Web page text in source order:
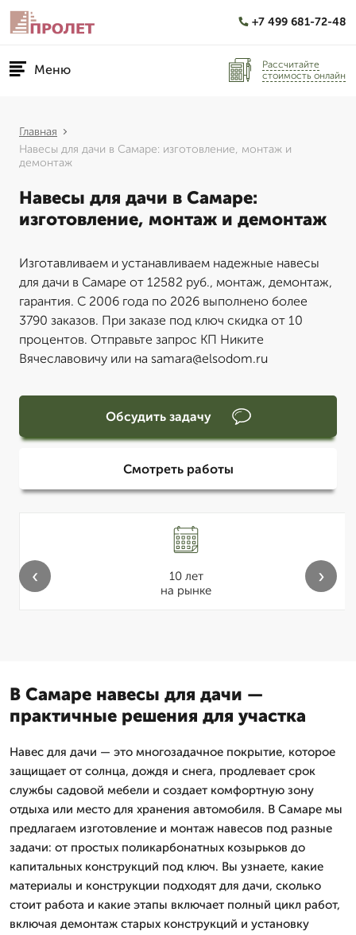
+7 499 681-72-48
Меню
Рассчитайте
стоимость онлайн
Главная
Навесы для дачи в Самаре: изготовление, монтаж и
демонтаж
Навесы для дачи в Самаре:
изготовление, монтаж и демонтаж
Изготавливаем и устанавливаем надежные навесы
для дачи в Самаре от 12582 руб., монтаж, демонтаж,
гарантия. С 2006 года по 2026 выполнено более
3790 заказов. При заказе под ключ скидка от 10
процентов. Отправьте запрос КП Никите
Вячеславовичу или на samara@elsodom.ru
Обсудить задачу
Смотреть работы
10 лет
на рынке
‹ ›
В Самаре навесы для дачи —
практичные решения для участка
Навес для дачи — это многозадачное покрытие, которое
защищает от солнца, дождя и снега, продлевает срок
службы садовой мебели и создает комфортную зону
отдыха или место для хранения автомобиля. В Самаре мы
предлагаем изготовление и монтаж навесов под разные
задачи: от простых поликарбонатных козырьков до
капитальных конструкций под ключ. Вы узнаете, какие
материалы и конструкции подходят для дачи, сколько
стоит работа и какие этапы включает полный цикл работ,
включая демонтаж старых конструкций и установку